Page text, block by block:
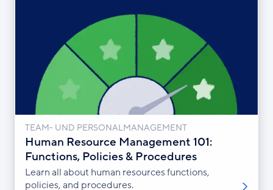
TEAM- UND PERSONALMANAGEMENT
Human Resource Management 101:
Functions, Policies & Procedures
Learn all about human resources functions,
policies, and procedures.